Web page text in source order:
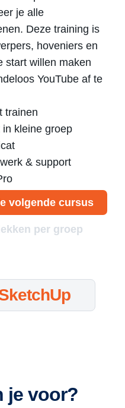
je alle
Deze training is
hoveniers en
start willen maken
YouTube af te
trainen
kleine groep
& support
volgende cursus
per groep
je voor?